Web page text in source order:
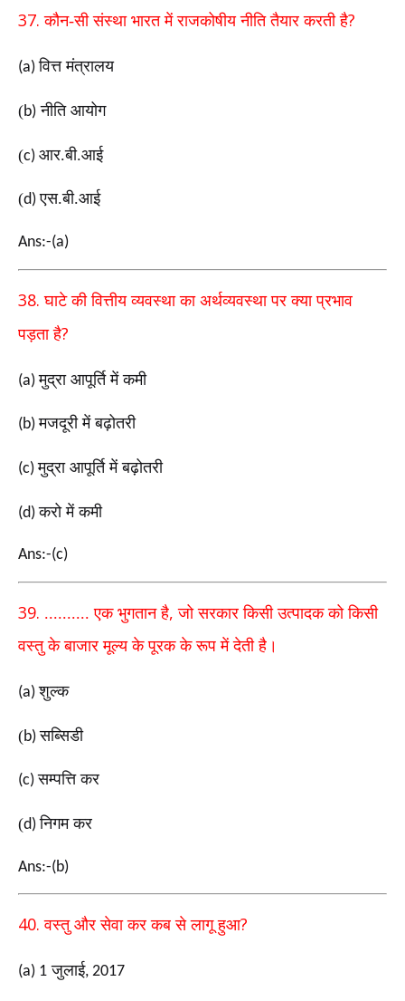
37.कौन-सी संस्था भारत में राजकोषीय नीति तैयार करती है?
(a)वित्त मंत्रालय
(b) नीति आयोग
(c) आर.बी.आई
(d)एस.बी.आई
Ans:-(a)
38.घाटे की वित्तीय व्यवस्था का अर्थव्यवस्था पर क्या प्रभाव
पड़ता है?
(a)मुद्रा आपूर्ति में कमी
(b)मजदूरी में बढ़ोतरी
(c)मुद्रा आपूर्ति में बढ़ोतरी
(d)करो में कमी
Ans:-(c)
39. .......... एक भुगतान है,जो सरकार किसी उत्पादक को किसी
वस्तु के बाजार मूल्य के पूरक के रूप में देती है।
(a)शुल्क
(b)सब्सिडी
(c)सम्पत्ति कर
(d)निगम कर
Ans:-(b)
40.वस्तु और सेवा कर कब से लागू हुआ?
(a) 1 जुलाई, 2017